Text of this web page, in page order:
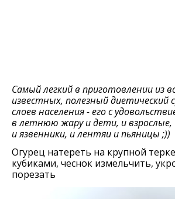
Самый легкий в приготовлении из
известных, полезный диетический
слоев населения - его с
в летнюю жару и дети, и взрослые,
и язвенники, и лентяи и пьяницы ;))
Огурец натереть на крупной
кубиками, чеснок измельчить,
порезать